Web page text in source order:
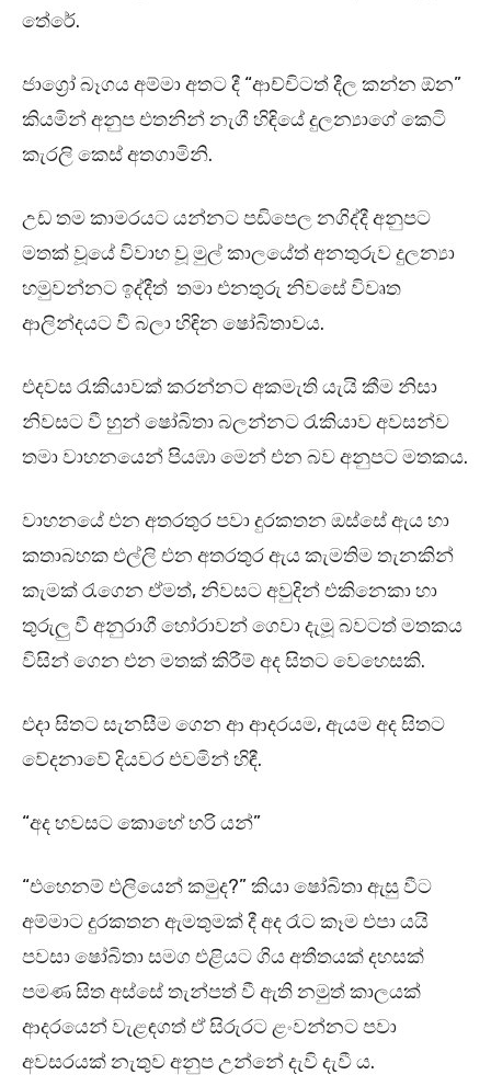
තේරේ.
ජාග්‍රෝ බෑගය අම්මා අතට දී “ආච්චිටත් දීල කන්න ඕන”
කියමින් අනුප එතනින් නැගී හිඳියේ දුලන්‍යාගේ කෙටි
කැරලි කෙස් අතගාමිනි.
උඩ තම කාමරයට යන්නට පඩිපෙල නගිද්දී අනුපට
මතක් වූයේ විවාහ වූ මුල් කාලයේත් අනතුරුව දුලන්‍යා
හමුවන්නට ඉද්දීත් තමා එනතුරු නිවසේ විවෘත
ආලින්දයට වී බලා හිඳින ෂෝබිතාවය.
එදවස රැකියාවක් කරන්නට අකමැති යැයි කීම නිසා
නිවසට වී හුන් ෂෝබිතා බලන්නට රැකියාව අවසන්ව
තමා වාහනයෙන් පියඹා මෙන් එන බව අනුපට මතකය.
වාහනයේ එන අතරතුර පවා දුරකතන ඔස්සේ ඇය හා
කතාබහක එල්ලි එන අතරතුර ඇය කැමතිම තැනකින්
කැමක් රැගෙන ඒමත්, නිවසට අවුදින් එකිනෙකා හා
තුරුලු වී අනුරාගී හෝරාවන් ගෙවා දැමූ බවටත් මතකය
විසින් ගෙන එන මතක් කිරීම් අද සිතට වෙහෙසකි.
එදා සිතට සැනසීම ගෙන ආ ආදරයම, ඇයම අද සිතට
වේදනාවේ දියවර එවමින් හිඳී.
“අද හවසට කොහේ හරි යන්”
“එහෙනම් එලියෙන් කමුද?” කියා ෂෝබිතා ඇසු වීට
අම්මාට දුරකතන ඇමතුමක් දී අද රෑට කෑම එපා යයි
පවසා ෂෝබිතා සමග එළියට ගිය අතීතයක් දහසක්
පමණ සිත අස්සේ තැන්පත් වී ඇති නමුත් කාලයක්
ආදරයෙන් වැළඳගත් ඒ සිරුරට ළංවන්නට පවා
අවසරයක් නැතුව අනුප උන්නේ දැවි දැවී ය.